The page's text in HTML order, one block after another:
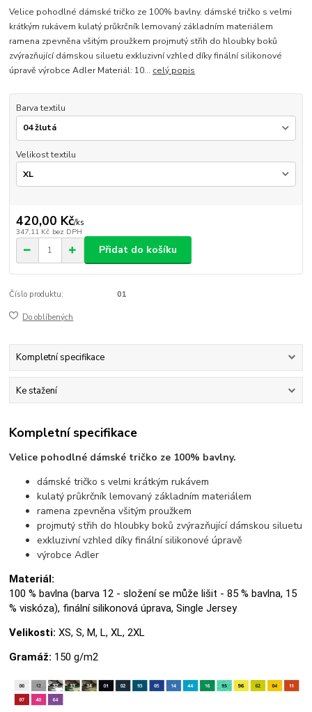
Velice pohodlné dámské tričko ze 100% bavlny. dámské tričko s velmi
krátkým rukávem kulatý průkrčník lemovaný základním materiálem
ramena zpevněna všitým proužkem projmutý střih do hloubky boků
zvýrazňující dámskou siluetu exkluzivní vzhled díky finální silikonové
úpravě výrobce Adler Materiál: 10... celý popis
Barva textilu
Velikost textilu
420,00 Kč/ks
347,11 Kč bez DPH
Přidat do košíku
Číslo produktu: 01
Do oblíbených
Kompletní specifikace
Ke stažení
Kompletní specifikace
Velice pohodlné dámské tričko ze 100% bavlny.
dámské tričko s velmi krátkým rukávem
kulatý průkrčník lemovaný základním materiálem
ramena zpevněna všitým proužkem
projmutý střih do hloubky boků zvýrazňující dámskou siluetu
exkluzivní vzhled díky finální silikonové úpravě
výrobce Adler
Materiál:
100 % bavlna (barva 12 - složení se může lišit - 85 % bavlna, 15
% viskóza), finální silikonová úprava, Single Jersey
Velikosti: XS, S, M, L, XL, 2XL
Gramáž: 150 g/m2